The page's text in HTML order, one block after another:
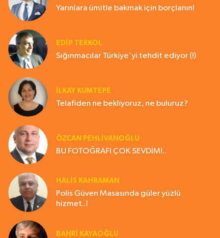
Yarınlara ümitle bakmak için borçlanın!
EDIP TEKKOL
Sığınmacılar Türkiye'yi tehdit ediyor (!)
İLKAY KUMTEPE
Telafiden ne bekliyoruz, ne buluruz?
ÖZCAN PEHLİVANOĞLU
BU FOTOĞRAFI ÇOK SEVDİM!..
HALIS KAHRAMAN
Polis Güven Masasında güler yüzlü
hizmet..!
BAHRI KAYAOĞLU